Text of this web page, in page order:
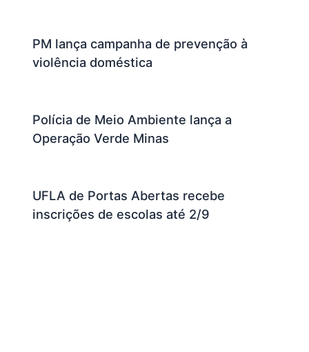
PM lança campanha de prevenção à
violência doméstica
Polícia de Meio Ambiente lança a
Operação Verde Minas
UFLA de Portas Abertas recebe
inscrições de escolas até 2/9